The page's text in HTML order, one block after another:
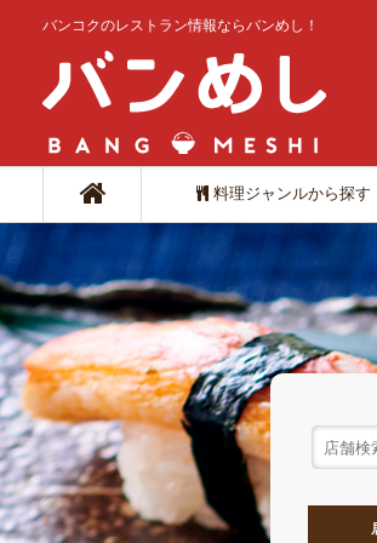
バンコクのレストラン情報ならバンめし！
料理ジャンルから探す